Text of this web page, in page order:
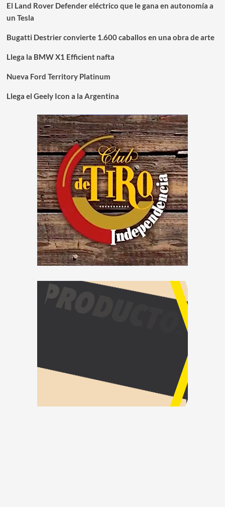
El Land Rover Defender eléctrico que le gana en autonomía a
un Tesla
Bugatti Destrier convierte 1.600 caballos en una obra de arte
Llega la BMW X1 Efficient nafta
Nueva Ford Territory Platinum
Llega el Geely Icon a la Argentina